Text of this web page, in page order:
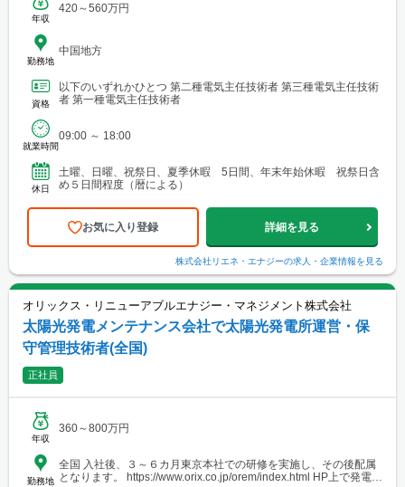
年収
420～560万円
勤務地
中国地方
資格
以下のいずれかひとつ 第二種電気主任技術者 第三種電気主任技術
者 第一種電気主任技術者
就業時間
09:00 ～ 18:00
休日
土曜、日曜、祝祭日、夏季休暇 5日間、年末年始休暇 祝祭日含
め５日間程度（暦による）
お気に入り登録 詳細を見る
株式会社リエネ・エナジーの求人・企業情報を見る
オリックス・リニューアブルエナジー・マネジメント株式会社
太陽光発電メンテナンス会社で太陽光発電所運営・保
守管理技術者(全国)
正社員
年収
360～800万円
勤務地
全国 入社後、３～６カ月東京本社での研修を実施し、その後配属
となります。 https://www.orix.co.jp/orem/index.html HP上で発電所